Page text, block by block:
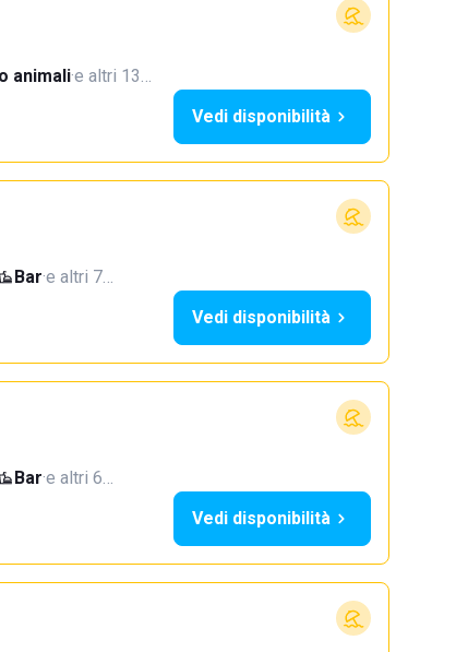
animali·e altri 13…
Vedi disponibilità
Bar·e altri 7…
Vedi disponibilità
Bar·e altri 6…
Vedi disponibilità